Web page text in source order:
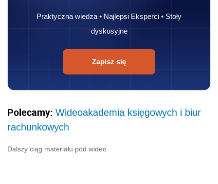
Praktyczna wiedza • Najlepsi Eksperci • Stoły
dyskusyjne
Zapisz się
Polecamy: Wideoakademia księgowych i biur
rachunkowych
Dalszy ciąg materiału pod wideo